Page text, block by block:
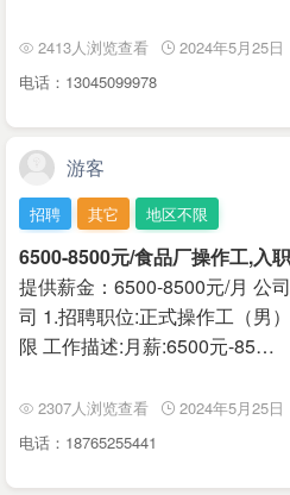
2413人浏览查看 2024年5月25日
电话：13045099978
游客
招聘 其它 地区不限
提供薪金：6500-8500元/月 公
司 1.招聘职位:正式操作工（男
限 工作描述:月薪:6500元-85…
2307人浏览查看 2024年5月25日
电话：18765255441